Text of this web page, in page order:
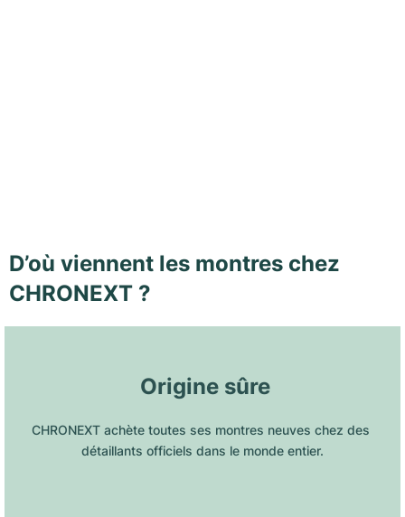
D’où viennent les montres chez
CHRONEXT ?
Origine sûre
CHRONEXT achète toutes ses montres neuves chez des
détaillants officiels dans le monde entier.